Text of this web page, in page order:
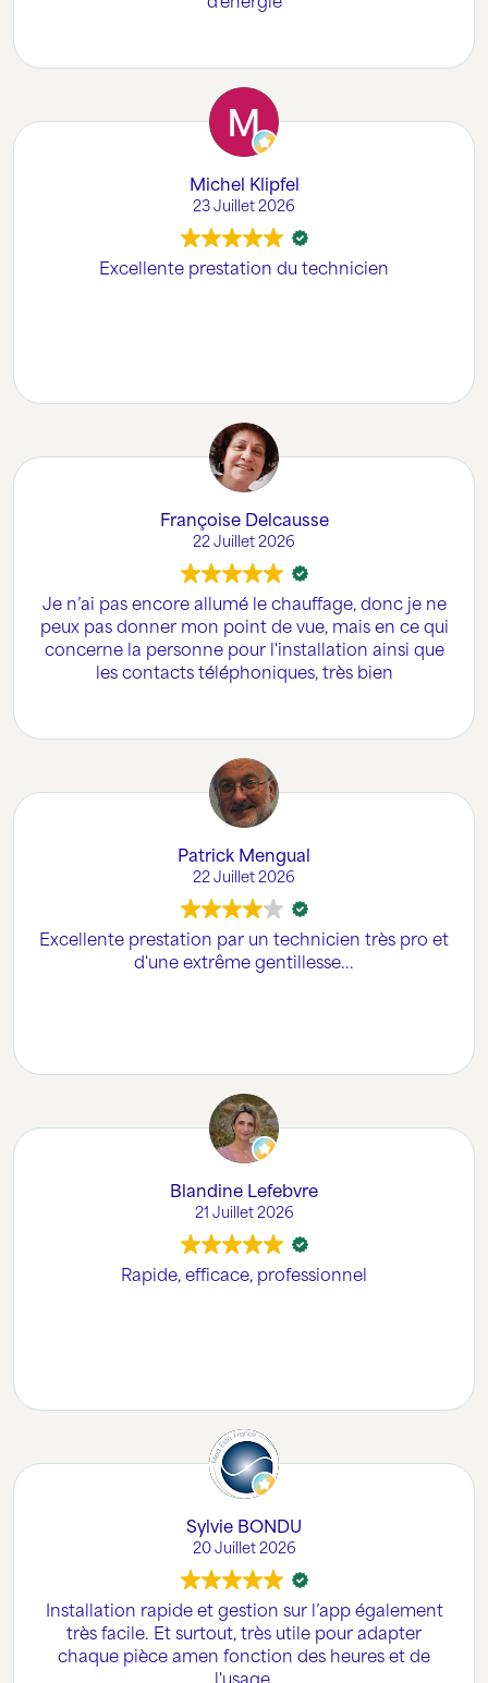
Michel Klipfel
23 Juillet 2026
Excellente prestation du technicien
Françoise Delcausse
22 Juillet 2026
Je n’ai pas encore allumé le chauffage, donc je ne
peux pas donner mon point de vue, mais en ce qui
concerne la personne pour l'installation ainsi que
les contacts téléphoniques, très bien
Patrick Mengual
22 Juillet 2026
Excellente prestation par un technicien très pro et
d'une extrême gentillesse...
Blandine Lefebvre
21 Juillet 2026
Rapide, efficace, professionnel
Sylvie BONDU
20 Juillet 2026
Installation rapide et gestion sur l’app également
très facile. Et surtout, très utile pour adapter
chaque pièce amen fonction des heures et de
l'usage.